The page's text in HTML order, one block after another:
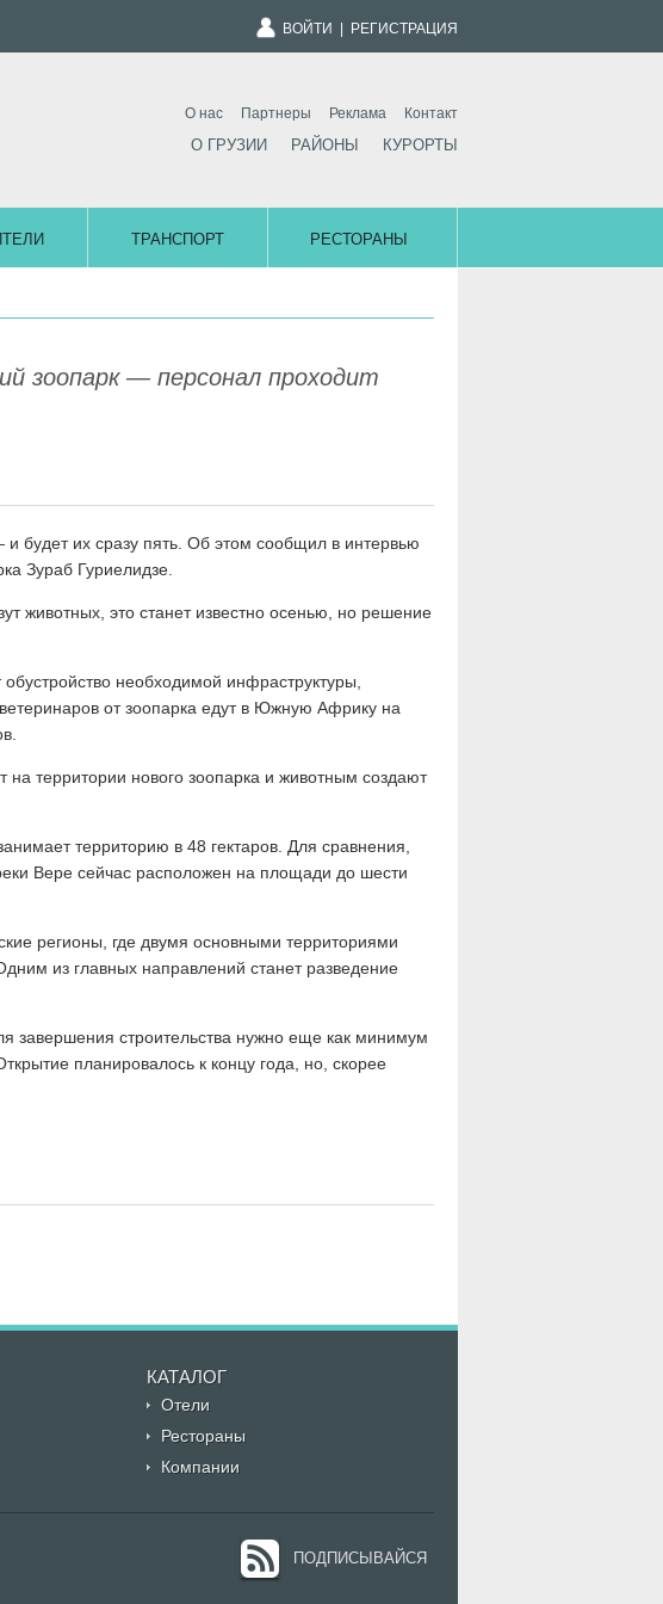
ВОЙТИ РЕГИСТРАЦИЯ
О нас Партнеры Реклама Контакт
О ГРУЗИИ РАЙОНЫ КУРОРТЫ
ТРАНСПОРТ РЕСТОРАНЫ
зоопарк — персонал проходит
будет их сразу пять. Об этом сообщил в интервью
Зураб Гуриелидзе.
животных, это станет известно осенью, но решение
необходимой инфраструктуры,
от зоопарка едут в Южную Африку на
территории нового зоопарка и животным создают
территорию в 48 гектаров. Для сравнения,
Вере сейчас расположен на площади до шести
регионы, где двумя основными территориями
из главных направлений станет разведение
завершения строительства нужно еще как минимум
планировалось к концу года, но, скорее
КАТАЛОГ
Отели
Рестораны
Компании
ПОДПИСЫВАЙСЯ